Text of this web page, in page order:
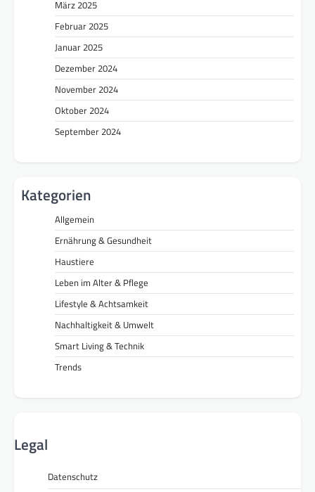
März 2025
Februar 2025
Januar 2025
Dezember 2024
November 2024
Oktober 2024
September 2024
Kategorien
Allgemein
Ernährung & Gesundheit
Haustiere
Leben im Alter & Pflege
Lifestyle & Achtsamkeit
Nachhaltigkeit & Umwelt
Smart Living & Technik
Trends
Legal
Datenschutz